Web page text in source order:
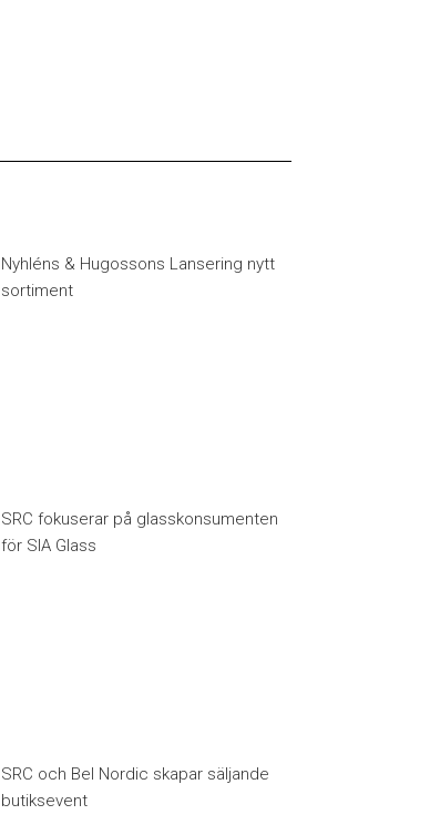
Nyhléns & Hugossons Lansering nytt
sortiment
SRC fokuserar på glasskonsumenten
för SIA Glass
SRC och Bel Nordic skapar säljande
butiksevent